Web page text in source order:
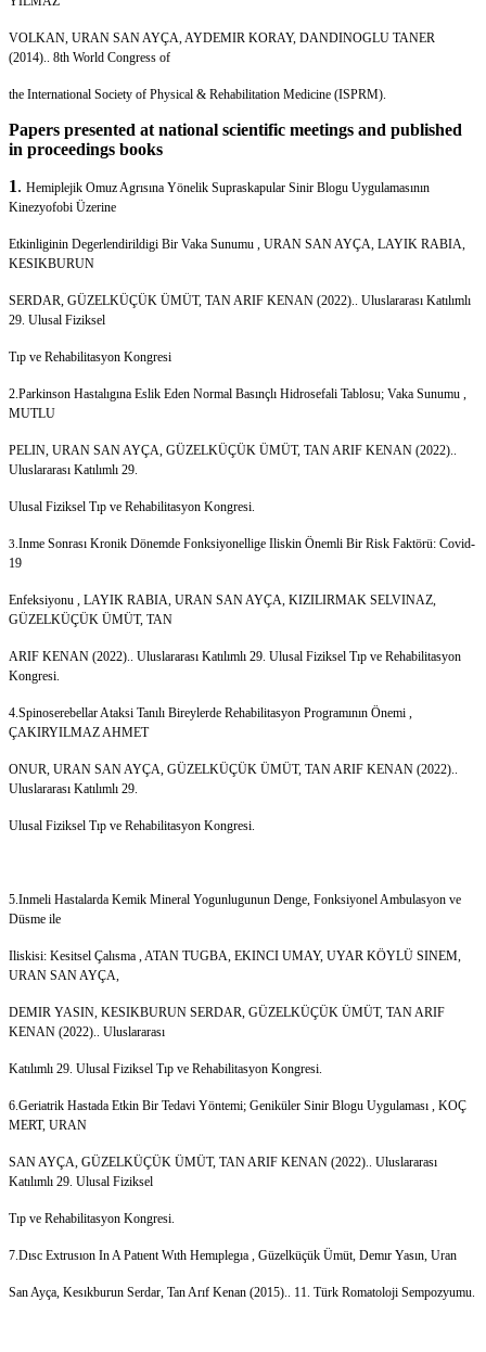
VOLKAN, URAN SAN AYÇA, AYDEMIR KORAY, DANDINOGLU TANER
(2014).. 8th World Congress of
the International Society of Physical & Rehabilitation Medicine (ISPRM).
Papers presented at national scientific meetings and published
in proceedings books
1. Hemiplejik Omuz Agrısına Yönelik Supraskapular Sinir Blogu Uygulamasının
Kinezyofobi Üzerine
Etkinliginin Degerlendirildigi Bir Vaka Sunumu , URAN SAN AYÇA, LAYIK RABIA,
KESIKBURUN
SERDAR, GÜZELKÜÇÜK ÜMÜT, TAN ARIF KENAN (2022).. Uluslararası Katılımlı
29. Ulusal Fiziksel
Tıp ve Rehabilitasyon Kongresi
2.Parkinson Hastalıgına Eslik Eden Normal Basınçlı Hidrosefali Tablosu; Vaka Sunumu ,
MUTLU
PELIN, URAN SAN AYÇA, GÜZELKÜÇÜK ÜMÜT, TAN ARIF KENAN (2022)..
Uluslararası Katılımlı 29.
Ulusal Fiziksel Tıp ve Rehabilitasyon Kongresi.
3. Inme Sonrası Kronik Dönemde Fonksiyonellige Iliskin Önemli Bir Risk Faktörü: Covid-
19
Enfeksiyonu , LAYIK RABIA, URAN SAN AYÇA, KIZILIRMAK SELVINAZ,
GÜZELKÜÇÜK ÜMÜT, TAN
ARIF KENAN (2022).. Uluslararası Katılımlı 29. Ulusal Fiziksel Tıp ve Rehabilitasyon
Kongresi.
4.Spinoserebellar Ataksi Tanılı Bireylerde Rehabilitasyon Programının Önemi ,
ÇAKIRYILMAZ AHMET
ONUR, URAN SAN AYÇA, GÜZELKÜÇÜK ÜMÜT, TAN ARIF KENAN (2022)..
Uluslararası Katılımlı 29.
Ulusal Fiziksel Tıp ve Rehabilitasyon Kongresi.
5.Inmeli Hastalarda Kemik Mineral Yogunlugunun Denge, Fonksiyonel Ambulasyon ve
Düsme ile
Iliskisi: Kesitsel Çalısma , ATAN TUGBA, EKINCI UMAY, UYAR KÖYLÜ SINEM,
URAN SAN AYÇA,
DEMIR YASIN, KESIKBURUN SERDAR, GÜZELKÜÇÜK ÜMÜT, TAN ARIF
KENAN (2022).. Uluslararası
Katılımlı 29. Ulusal Fiziksel Tıp ve Rehabilitasyon Kongresi.
6.Geriatrik Hastada Etkin Bir Tedavi Yöntemi; Geniküler Sinir Blogu Uygulaması , KOÇ
MERT, URAN
SAN AYÇA, GÜZELKÜÇÜK ÜMÜT, TAN ARIF KENAN (2022).. Uluslararası
Katılımlı 29. Ulusal Fiziksel
Tıp ve Rehabilitasyon Kongresi.
7.Dısc Extrusıon In A Patıent Wıth Hemıplegıa , Güzelküçük Ümüt, Demır Yasın, Uran
San Ayça, Kesıkburun Serdar, Tan Arıf Kenan (2015).. 11. Türk Romatoloji Sempozyumu.